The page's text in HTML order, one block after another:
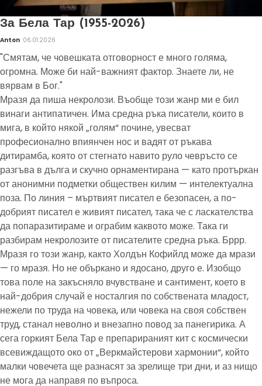
За Бела Тар (1955-2026)
Anton 06.01.2026
"Смятам, че човешката отговорност е много голяма,
огромна. Може би най-важният фактор. Знаете ли, не
вярвам в Бог."
Мразя да пиша некролози. Въобще този жанр ми е бил
винаги антипатичен. Има средна ръка писатели, които в
мига, в който някой „голям“ почине, увесват
професионално впиянчен нос и вадят от ръкава
дитирамба, която от стегнато навито руло чевръсто се
разгъва в дълга и скучно орнаментирана — като протъркан
от анонимни подметки обществен килим — интелектуална
поза. По линия – мъртвият писател е безопасен, а по-
добрият писател е живият писател, така че с ласкателства
да попаразитираме и ограбим каквото може. Така ги
разбирам некролозите от писателите средна ръка. Бррр.
Мразя го този жанр, както Холдън Кофийлд може да мрази
— го мразя. Но не объркано и ядосано, друго е. Изобщо
това поле на закъсняло вчувстване и сантимент, което в
най-добрия случай е носталгия по собствената младост,
нежели по труда на човека, или човека на своя собствен
труд, станал неволно и внезапно повод за панегирика. А
сега горкият Бела Тар е препарираният кит с космически
всевиждащото око от „Веркмайстерови хармонии“, който
малки човечета ще разнасят за зрелище три дни, и аз нищо
не мога да направя по въпроса.